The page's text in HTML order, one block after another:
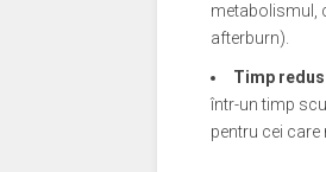
metabolismul,
afterburn).
Timp
într-un timp
pentru cei care